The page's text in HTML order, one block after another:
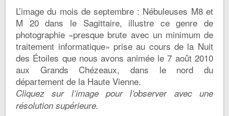
L’image du mois de septembre : Nébuleuses M8 et
M 20 dans le Sagittaire, illustre ce genre de
photographie «presque brute avec un minimum de
traitement informatique» prise au cours de la Nuit
des Étoiles que nous avons animée le 7 août 2010
aux Grands Chézeaux, dans le nord du
département de la Haute Vienne.
Cliquez sur l’image pour l’observer avec une
résolution supérieure.